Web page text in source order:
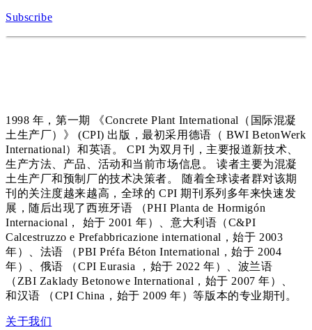
Subscribe
1998 年，第一期 《Concrete Plant International（国际混凝
土生产厂）》 (CPI) 出版，最初采用德语（ BWI BetonWerk
International）和英语。 CPI 为双月刊，主要报道新技术、
生产方法、产品、活动和当前市场信息。 读者主要为混凝
土生产厂和预制厂的技术决策者。 随着全球读者群对该期
刊的关注度越来越高，全球的 CPI 期刊系列多年来快速发
展，随后出现了西班牙语 （PHI Planta de Hormigón
Internacional， 始于 2001 年）、意大利语（C&PI
Calcestruzzo e Prefabbricazione international，始于 2003
年）、法语 （PBI Préfa Béton International，始于 2004
年）、俄语 （CPI Eurasia ，始于 2022 年）、波兰语
（ZBI Zaklady Betonowe International，始于 2007 年）、
和汉语 （CPI China，始于 2009 年）等版本的专业期刊。
关于我们